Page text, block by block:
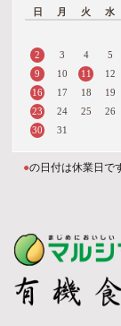
日 月 火 水
2
3 4 5
9
10 11 12
16
17 18 19
23
24 25 26
30
31
●の日付は休業日で